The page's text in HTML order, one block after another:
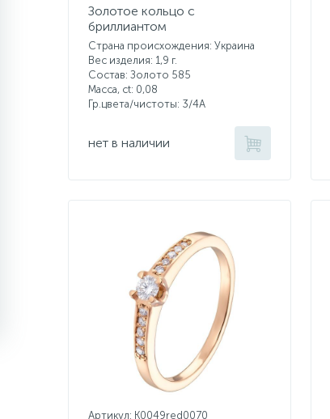
Золотое кольцо с
бриллиантом
Страна происхождения: Украина
Вес изделия: 1,9 г.
Состав: Золото 585
Масса, ct: 0,08
Гр.цвета/чистоты: 3/4А
нет в наличии
Артикул: K0049red0070